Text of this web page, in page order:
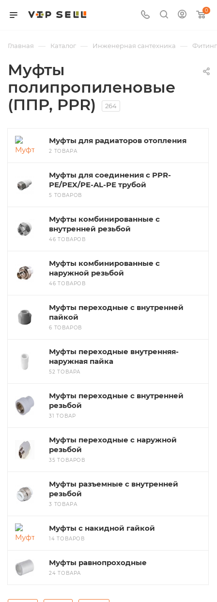
0
Главная — Каталог — Инженерная сантехника —
Муфты
полипропиленовые
(ППР, PPR)
264
Муфты для радиаторов отопления
2 ТОВАРА
Муфты для соединения с PPR-
PE/PEX/PE-AL-PE трубой
5 ТОВАРОВ
Муфты комбинированные с
внутренней резьбой
46 ТОВАРОВ
Муфты комбинированные с
наружной резьбой
46 ТОВАРОВ
Муфты переходные с внутренней
пайкой
6 ТОВАРОВ
Муфты переходные внутренняя-
наружная пайка
52 ТОВАРА
Муфты переходные с внутренней
резьбой
31 ТОВАР
Муфты переходные с наружной
резьбой
35 ТОВАРОВ
Муфты разъемные с внутренней
резьбой
3 ТОВАРА
Муфты с накидной гайкой
14 ТОВАРОВ
Муфты равнопроходные
24 ТОВАРА